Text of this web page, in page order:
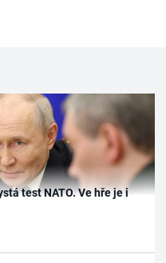
test NATO. Ve hře je i